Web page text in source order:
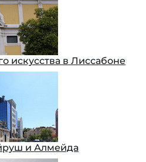
искусства в Лиссабоне
и Алмейда